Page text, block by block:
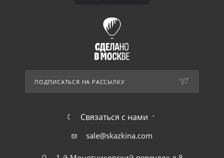
ПОДПИСАТЬСЯ НА РАССЫЛКУ
Связаться с нами
sale@skazkina.com